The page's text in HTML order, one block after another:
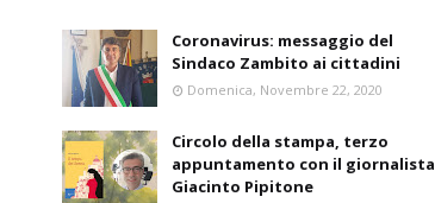
Coronavirus: messaggio del
Sindaco Zambito ai cittadini
Domenica, Novembre 22, 2020
Circolo della stampa, terzo
appuntamento con il giornalista
Giacinto Pipitone